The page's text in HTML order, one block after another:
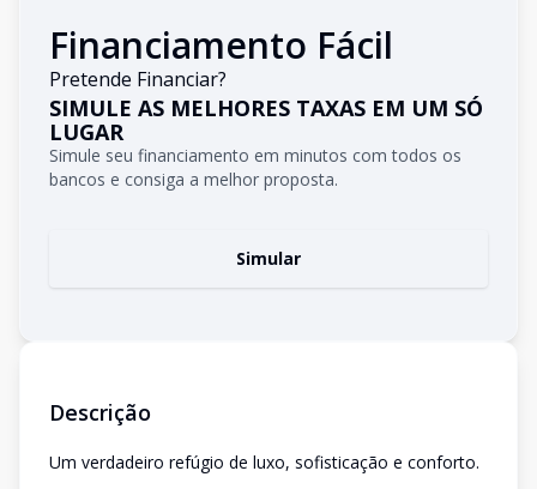
Financiamento Fácil
Pretende Financiar?
SIMULE AS MELHORES TAXAS EM UM SÓ
LUGAR
Simule seu financiamento em minutos com todos os
bancos e consiga a melhor proposta.
Simular
Descrição
Um verdadeiro refúgio de luxo, sofisticação e conforto.